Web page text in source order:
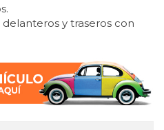
delanteros y traseros con